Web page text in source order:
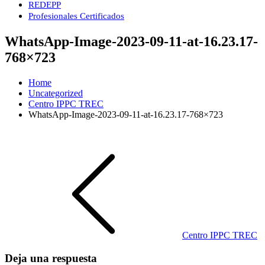
REDEPP
Profesionales Certificados
WhatsApp-Image-2023-09-11-at-16.23.17-
768×723
Home
Uncategorized
Centro IPPC TREC
WhatsApp-Image-2023-09-11-at-16.23.17-768×723
Centro IPPC TREC
Deja una respuesta